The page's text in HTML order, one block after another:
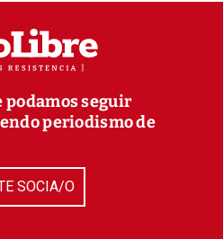
podamos seguir
periodismo de
SOCIA/O